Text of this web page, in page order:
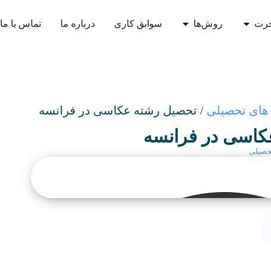
روش‌ها سوابق کاری درباره ما تماس با ما
تحصیلی / تحصیل رشته عکاسی در فرانسه
در فرانسه